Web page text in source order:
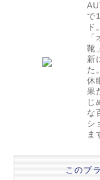
で
ド。
靴
新
た。
休
果
じ
な
シ
ま
このブ